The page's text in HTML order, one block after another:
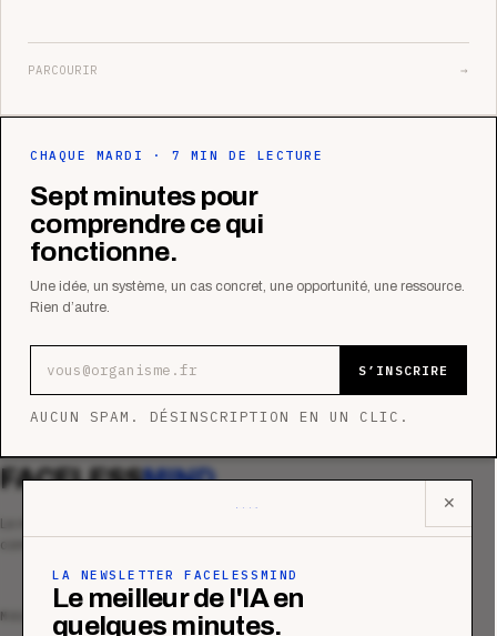
PARCOURIR →
CHAQUE MARDI · 7 MIN DE LECTURE
Sept minutes pour
comprendre ce qui
fonctionne.
Une idée, un système, un cas concret, une opportunité, une ressource.
Rien d’autre.
S’INSCRIRE
AUCUN SPAM. DÉSINSCRIPTION EN UN CLIC.
✕
LA NEWSLETTER FACELESSMIND
Le meilleur de l'IA en
quelques minutes.
FACELESSMIND
Le média qui mesurent la performance
commerciale des organismes de formation.
MAGAZINE